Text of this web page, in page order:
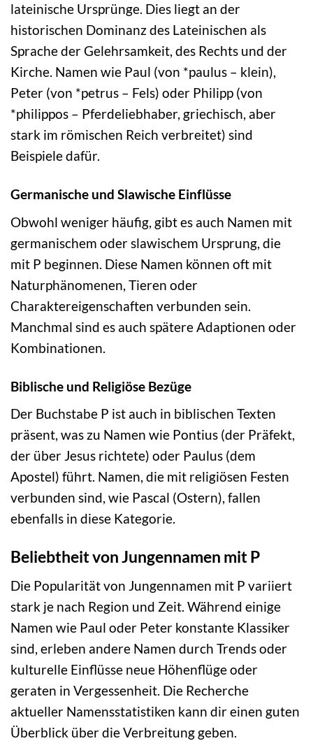
lateinische Ursprünge. Dies liegt an der
historischen Dominanz des Lateinischen als
Sprache der Gelehrsamkeit, des Rechts und der
Kirche. Namen wie Paul (von *paulus – klein),
Peter (von *petrus – Fels) oder Philipp (von
*philippos – Pferdeliebhaber, griechisch, aber
stark im römischen Reich verbreitet) sind
Beispiele dafür.
Germanische und Slawische Einflüsse
Obwohl weniger häufig, gibt es auch Namen mit
germanischem oder slawischem Ursprung, die
mit P beginnen. Diese Namen können oft mit
Naturphänomenen, Tieren oder
Charaktereigenschaften verbunden sein.
Manchmal sind es auch spätere Adaptionen oder
Kombinationen.
Biblische und Religiöse Bezüge
Der Buchstabe P ist auch in biblischen Texten
präsent, was zu Namen wie Pontius (der Präfekt,
der über Jesus richtete) oder Paulus (dem
Apostel) führt. Namen, die mit religiösen Festen
verbunden sind, wie Pascal (Ostern), fallen
ebenfalls in diese Kategorie.
Beliebtheit von Jungennamen mit P
Die Popularität von Jungennamen mit P variiert
stark je nach Region und Zeit. Während einige
Namen wie Paul oder Peter konstante Klassiker
sind, erleben andere Namen durch Trends oder
kulturelle Einflüsse neue Höhenflüge oder
geraten in Vergessenheit. Die Recherche
aktueller Namensstatistiken kann dir einen guten
Überblick über die Verbreitung geben.